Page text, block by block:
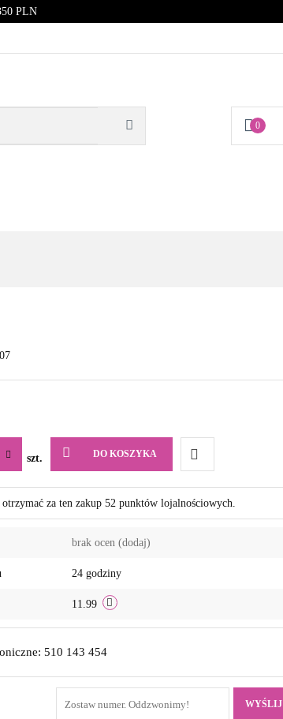
PLN
0
szt. DO KOSZYKA
Do
przechowalni
za ten zakup 52 punktów lojalnościowych.
brak ocen (dodaj)
24 godziny
11.99
510 143 454
WYŚLIJ